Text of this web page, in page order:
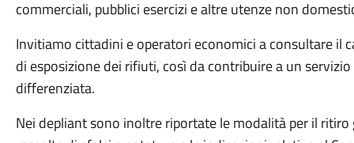
commerciali, pubblici esercizi e altre utenze non
Invitiamo cittadini e operatori economici a consultare il
di esposizione dei rifiuti, così da contribuire a un
differenziata.
Nei depliant sono inoltre riportate le modalità per il